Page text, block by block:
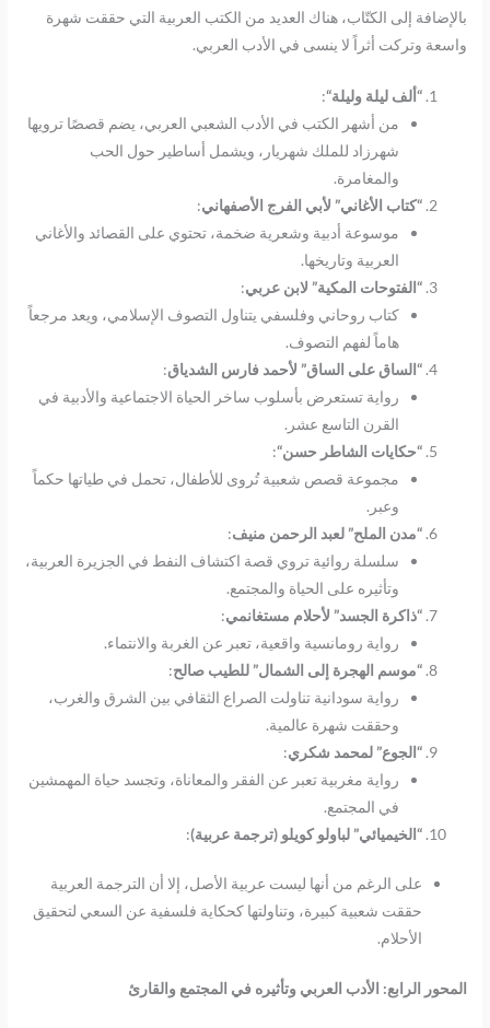
بالإضافة إلى الكتّاب، هناك العديد من الكتب العربية التي حققت شهرة
واسعة وتركت أثراً لا ينسى في الأدب العربي.
“ألف ليلة وليلة“
:
من أشهر الكتب في الأدب الشعبي العربي، يضم قصصًا ترويها
شهرزاد للملك شهريار، ويشمل أساطير حول الحب
والمغامرة.
“كتاب الأغاني” لأبي الفرج الأصفهاني:
موسوعة أدبية وشعرية ضخمة، تحتوي على القصائد والأغاني
العربية وتاريخها.
“الفتوحات المكية” لابن عربي:
كتاب روحاني وفلسفي يتناول التصوف الإسلامي، ويعد مرجعاً
هاماً لفهم التصوف.
“الساق على الساق” لأحمد فارس الشدياق:
رواية تستعرض بأسلوب ساخر الحياة الاجتماعية والأدبية في
القرن التاسع عشر.
“حكايات الشاطر حسن“
:
مجموعة قصص شعبية تُروى للأطفال، تحمل في طياتها حكماً
وعبر.
“مدن الملح” لعبد الرحمن منيف:
سلسلة روائية تروي قصة اكتشاف النفط في الجزيرة العربية،
وتأثيره على الحياة والمجتمع.
“ذاكرة الجسد” لأحلام مستغانمي:
رواية رومانسية واقعية، تعبر عن الغربة والانتماء.
“موسم الهجرة إلى الشمال” للطيب صالح:
رواية سودانية تناولت الصراع الثقافي بين الشرق والغرب،
وحققت شهرة عالمية.
“الجوع” لمحمد شكري:
رواية مغربية تعبر عن الفقر والمعاناة، وتجسد حياة المهمشين
في المجتمع.
“الخيميائي” لباولو كويلو (ترجمة عربية):
على الرغم من أنها ليست عربية الأصل، إلا أن الترجمة العربية
حققت شعبية كبيرة، وتناولتها كحكاية فلسفية عن السعي لتحقيق
الأحلام.
المحور الرابع: الأدب العربي وتأثيره في المجتمع والقارئ